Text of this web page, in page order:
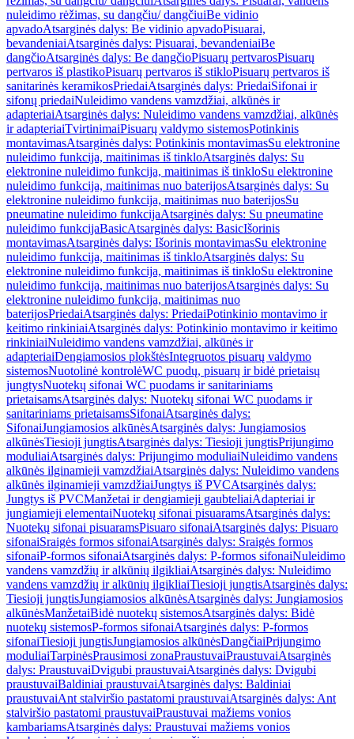
nuleidimo rėžimas, su dangčiu/ dangčiuiBe vidinio
apvadoAtsarginės dalys: Be vidinio apvadoPisuarai,
bevandeniaiAtsarginės dalys: Pisuarai, bevandeniaiBe
dangčioAtsarginės dalys: Be dangčioPisuarų pertvarosPisuarų
pertvaros iš plastikoPisuarų pertvaros iš stikloPisuarų pertvaros iš
sanitarinės keramikosPriedaiAtsarginės dalys: PriedaiSifonai ir
sifonų priedaiNuleidimo vandens vamzdžiai, alkūnės ir
adapteriaiAtsarginės dalys: Nuleidimo vandens vamzdžiai, alkūnės
ir adapteriaiTvirtinimaiPisuarų valdymo sistemosPotinkinis
montavimasAtsarginės dalys: Potinkinis montavimasSu elektronine
nuleidimo funkcija, maitinimas iš tinkloAtsarginės dalys: Su
elektronine nuleidimo funkcija, maitinimas iš tinkloSu elektronine
nuleidimo funkcija, maitinimas nuo baterijosAtsarginės dalys: Su
elektronine nuleidimo funkcija, maitinimas nuo baterijosSu
pneumatine nuleidimo funkcijaAtsarginės dalys: Su pneumatine
nuleidimo funkcijaBasicAtsarginės dalys: BasicIšorinis
montavimasAtsarginės dalys: Išorinis montavimasSu elektronine
nuleidimo funkcija, maitinimas iš tinkloAtsarginės dalys: Su
elektronine nuleidimo funkcija, maitinimas iš tinkloSu elektronine
nuleidimo funkcija, maitinimas nuo baterijosAtsarginės dalys: Su
elektronine nuleidimo funkcija, maitinimas nuo
baterijosPriedaiAtsarginės dalys: PriedaiPotinkinio montavimo ir
keitimo rinkiniaiAtsarginės dalys: Potinkinio montavimo ir keitimo
rinkiniaiNuleidimo vandens vamzdžiai, alkūnės ir
adapteriaiDengiamosios plokštėsIntegruotos pisuarų valdymo
sistemosNuotolinė kontrolėWC puodų, pisuarų ir bidė prietaisų
jungtysNuotekų sifonai WC puodams ir sanitariniams
prietaisamsAtsarginės dalys: Nuotekų sifonai WC puodams ir
sanitariniams prietaisamsSifonaiAtsarginės dalys:
SifonaiJungiamosios alkūnėsAtsarginės dalys: Jungiamosios
alkūnėsTiesioji jungtisAtsarginės dalys: Tiesioji jungtisPrijungimo
moduliaiAtsarginės dalys: Prijungimo moduliaiNuleidimo vandens
alkūnės ilginamieji vamzdžiaiAtsarginės dalys: Nuleidimo vandens
alkūnės ilginamieji vamzdžiaiJungtys iš PVCAtsarginės dalys:
Jungtys iš PVCManžetai ir dengiamieji gaubteliaiAdapteriai ir
jungiamieji elementaiNuotekų sifonai pisuaramsAtsarginės dalys:
Nuotekų sifonai pisuaramsPisuaro sifonaiAtsarginės dalys: Pisuaro
sifonaiSraigės formos sifonaiAtsarginės dalys: Sraigės formos
sifonaiP-formos sifonaiAtsarginės dalys: P-formos sifonaiNuleidimo
vandens vamzdžių ir alkūnių ilgikliaiAtsarginės dalys: Nuleidimo
vandens vamzdžių ir alkūnių ilgikliaiTiesioji jungtisAtsarginės dalys:
Tiesioji jungtisJungiamosios alkūnėsAtsarginės dalys: Jungiamosios
alkūnėsManžetaiBidė nuotekų sistemosAtsarginės dalys: Bidė
nuotekų sistemosP-formos sifonaiAtsarginės dalys: P-formos
sifonaiTiesioji jungtisJungiamosios alkūnėsDangčiaiPrijungimo
moduliaiTarpinėsPrausimosi zonaPraustuvaiPraustuvaiAtsarginės
dalys: PraustuvaiDvigubi praustuvaiAtsarginės dalys: Dvigubi
praustuvaiBaldiniai praustuvaiAtsarginės dalys: Baldiniai
praustuvaiAnt stalviršio pastatomi praustuvaiAtsarginės dalys: Ant
stalviršio pastatomi praustuvaiPraustuvai mažiems vonios
kambariamsAtsarginės dalys: Praustuvai mažiems vonios